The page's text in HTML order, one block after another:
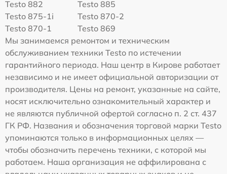
Testo 882
Testo 885
Testo 875-1i
Testo 870-2
Testo 870-1
Testo 869
Мы занимаемся ремонтом и техническим
обслуживанием техники Testo по истечении
гарантийного периода. Наш центр в Кирове работает
независимо и не имеет официальной авторизации от
производителя. Цены на ремонт, указанные на сайте,
носят исключительно ознакомительный характер и
не являются публичной офертой согласно п. 2 ст. 437
ГК РФ. Названия и обозначения торговой марки Testo
упоминаются только в информационных целях —
чтобы обозначить перечень техники, с которой мы
работаем. Наша организация не аффилирована с